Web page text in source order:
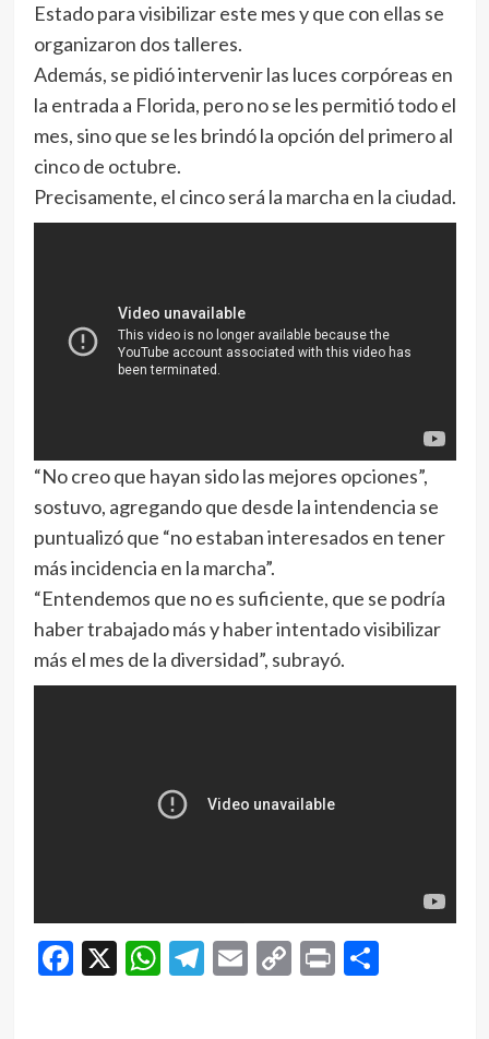
Estado para visibilizar este mes y que con ellas se
organizaron dos talleres.
Además, se pidió intervenir las luces corpóreas en
la entrada a Florida, pero no se les permitió todo el
mes, sino que se les brindó la opción del primero al
cinco de octubre.
Precisamente, el cinco será la marcha en la ciudad.
“No creo que hayan sido las mejores opciones”,
sostuvo, agregando que desde la intendencia se
puntualizó que “no estaban interesados en tener
más incidencia en la marcha”.
“Entendemos que no es suficiente, que se podría
haber trabajado más y haber intentado visibilizar
más el mes de la diversidad”, subrayó.
Facebook
X WhatsApp
Telegram
EmailCopy
Print